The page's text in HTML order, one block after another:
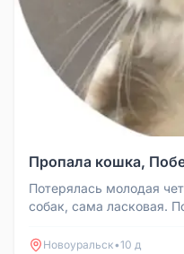
Пропала кошка,
Потерялась молодая
собак, сама ласковая.
Новоуральск•10 д